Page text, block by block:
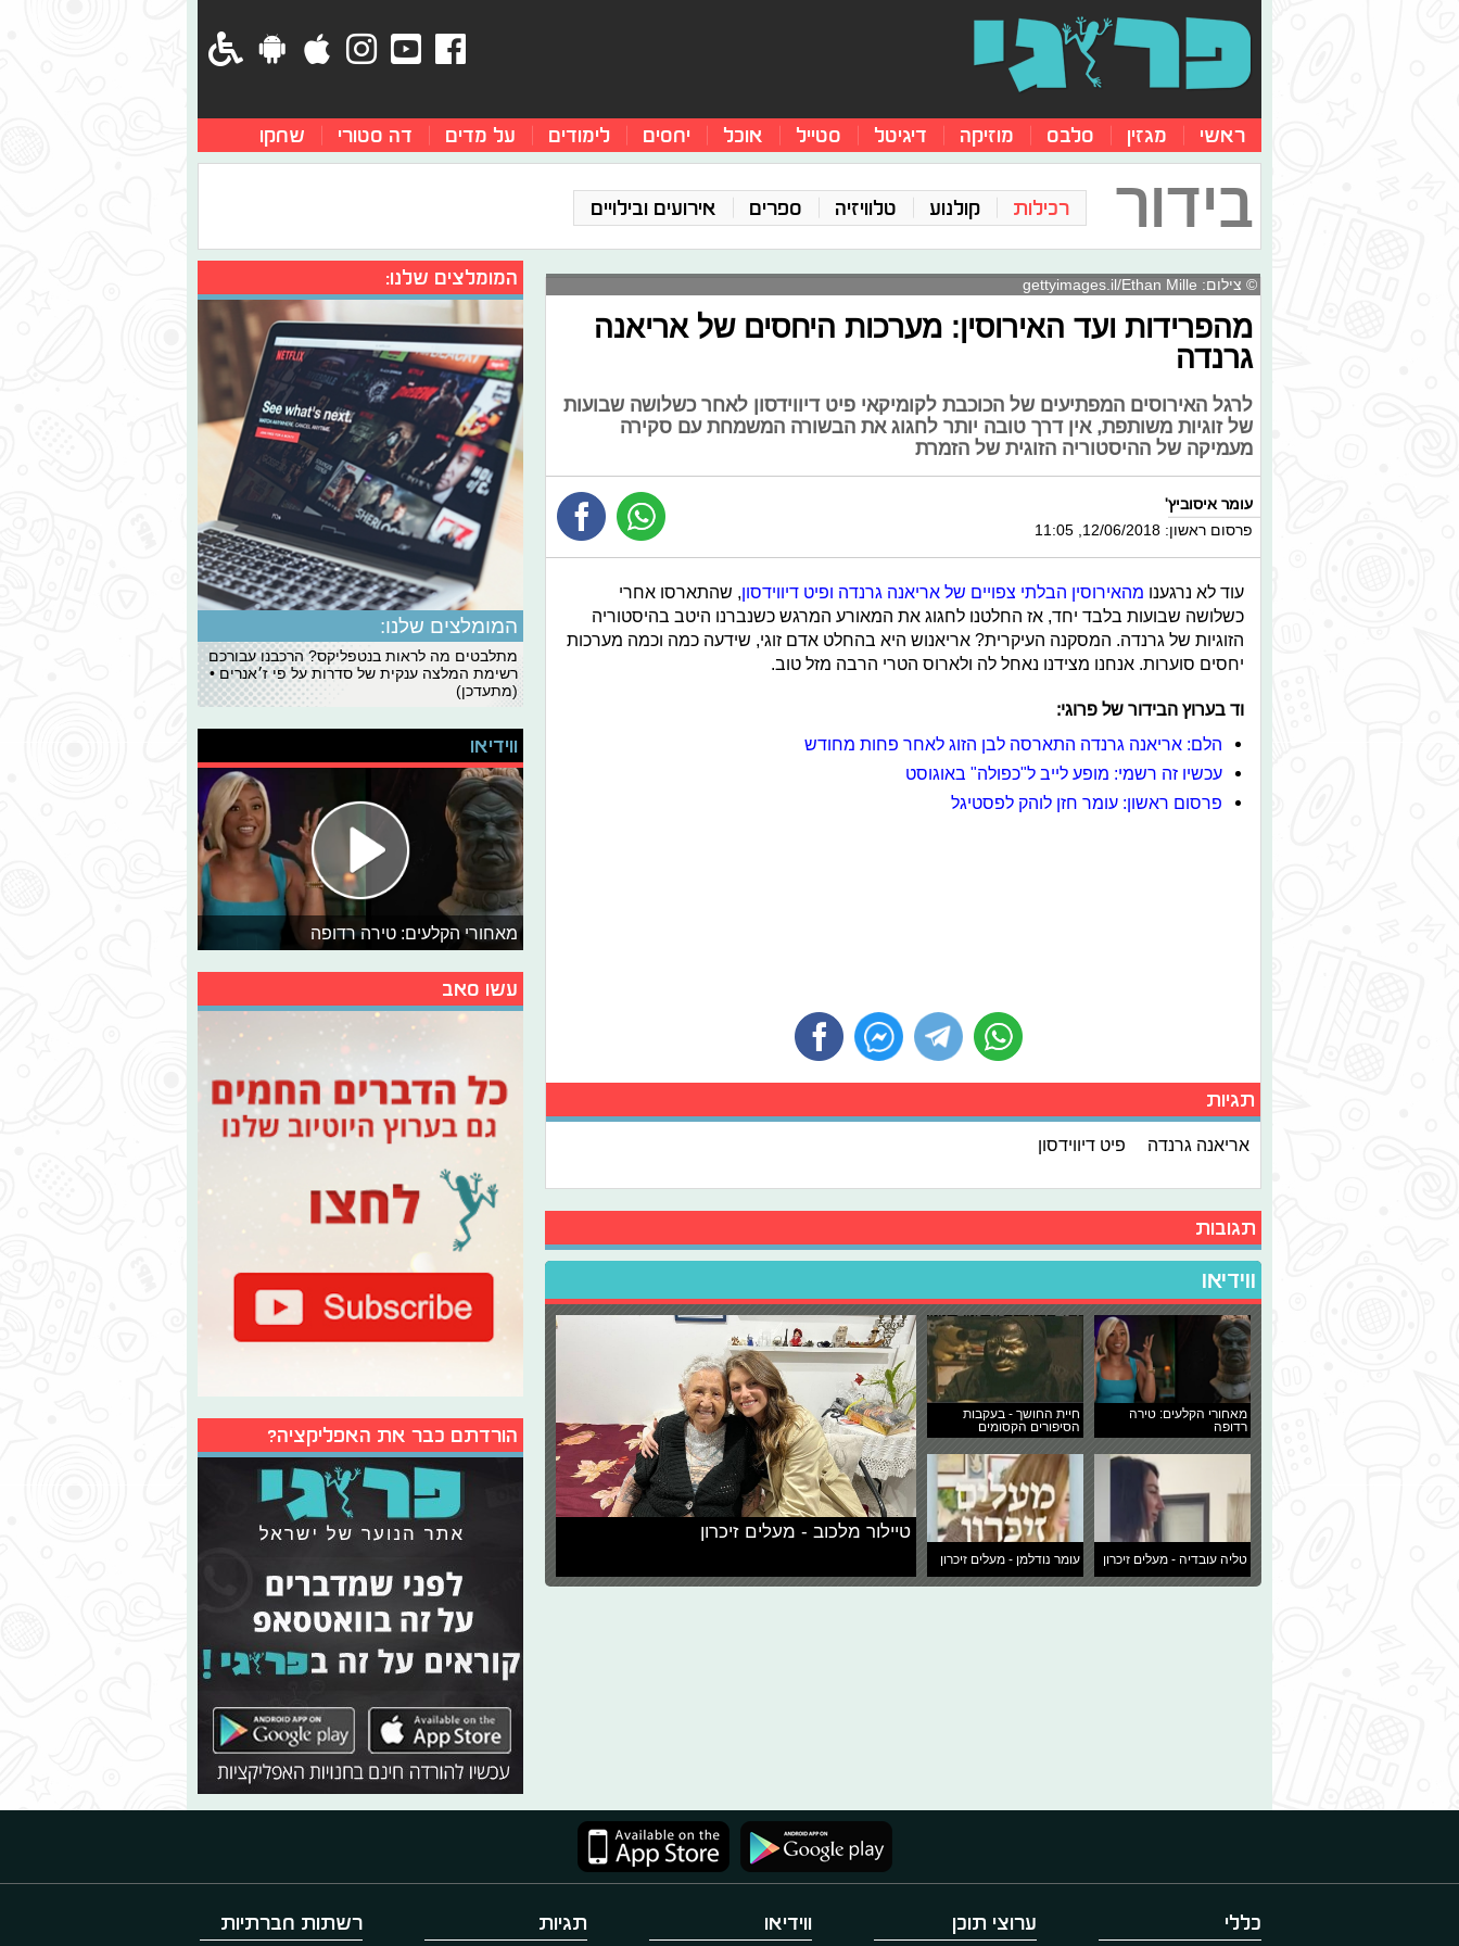
ראשי מגזין סלבס מוזיקה דיגיטל סטייל אוכל יחסים לימודים על מדים דה סטורי שחקו
בידור רכילות קולנוע טלוויזיה ספרים אירועים ובילויים
© צילום: gettyimages.il/Ethan Mille
מהפרידות ועד האירוסין: מערכות היחסים של אריאנה
גרנדה
לרגל האירוסים המפתיעים של הכוכבת לקומיקאי פיט דיווידסון לאחר כשלושה שבועות
של זוגיות משותפת, אין דרך טובה יותר לחגוג את הבשורה המשמחת עם סקירה
מעמיקה של ההיסטוריה הזוגית של הזמרת
עומר איסוביץ'
פרסום ראשון: 12/06/2018, 11:05
עוד לא נרגענו מהאירוסין הבלתי צפויים של אריאנה גרנדה ופיט דיווידסון, שהתארסו אחרי
כשלושה שבועות בלבד יחד, אז החלטנו לחגוג את המאורע המרגש כשנברנו היטב בהיסטוריה
הזוגיות של גרנדה. המסקנה העיקרית? אריאנוש היא בהחלט אדם זוגי, שידעה כמה וכמה מערכות
יחסים סוערות. אנחנו מצידנו נאחל לה ולארוס הטרי הרבה מזל טוב.
וד בערוץ הבידור של פרוגי:
הלם: אריאנה גרנדה התארסה לבן הזוג לאחר פחות מחודש
עכשיו זה רשמי: מופע לייב ל"כפולה" באוגוסט
פרסום ראשון: עומר חזן לוהק לפסטיגל
תגיות
אריאנה גרנדה פיט דיווידסון
תגובות
ווידיאו
מאחורי הקלעים: טירה
רדופה
חיית החושך - בעקבות
הסיפורים הקסומים
טליה עובדיה - מעלים זיכרון עומר נודלמן - מעלים זיכרון
טיילור מלכוב - מעלים זיכרון
המומלצים שלנו:
המומלצים שלנו:
מתלבטים מה לראות בנטפליקס? הרכבנו עבורכם
רשימת המלצה ענקית של סדרות על פי ז׳אנרים •
(מתעדכן)
ווידיאו
מאחורי הקלעים: טירה רדופה
עשו סאב
הורדתם כבר את האפליקציה?
כללי ערוצי תוכן ווידיאו תגיות רשתות חברתיות